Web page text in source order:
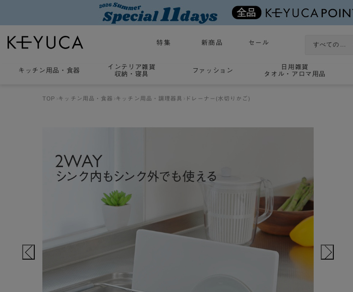
特集 新商品 セール
キッチン用品 ・ 食器
インテリア雑貨
収納・寝具
ファッション
日用雑貨
タオル・アロマ用品
TOP キッチン用品・食器 キッチン用品・調理器具 ドレーナー(水切りかご)